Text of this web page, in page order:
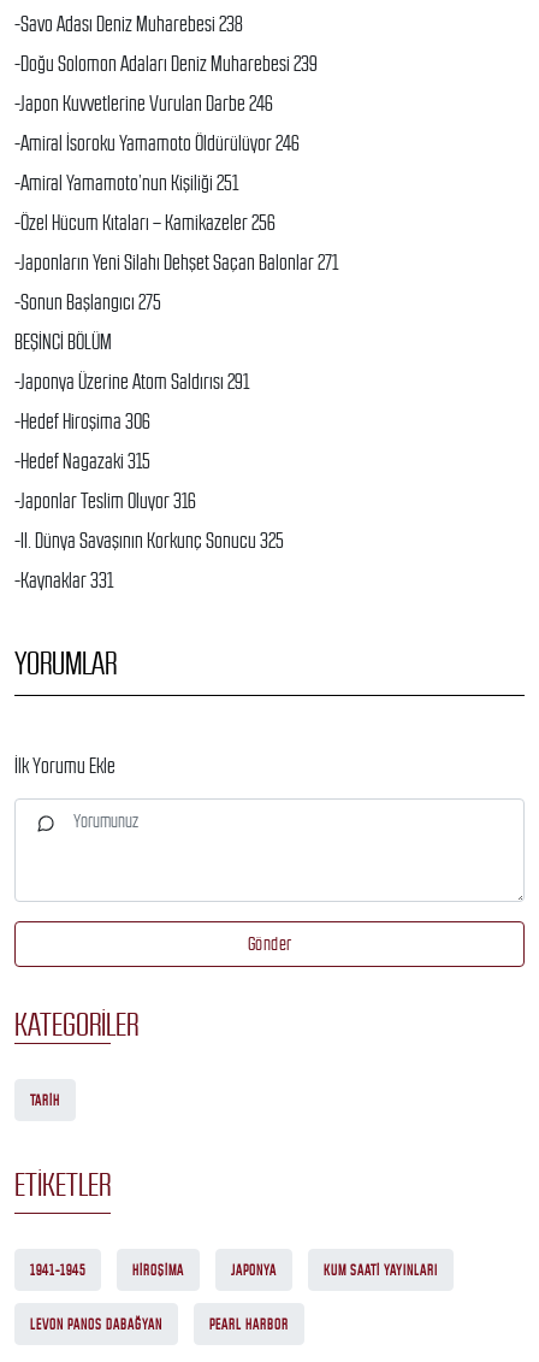
-Savo Adası Deniz Muharebesi 238
-Doğu Solomon Adaları Deniz Muharebesi 239
-Japon Kuvvetlerine Vurulan Darbe 246
-Amiral İsoroku Yamamoto Öldürülüyor 246
-Amiral Yamamoto’nun Kişiliği 251
-Özel Hücum Kıtaları – Kamikazeler 256
-Japonların Yeni Silahı Dehşet Saçan Balonlar 271
-Sonun Başlangıcı 275
BEŞİNCİ BÖLÜM
-Japonya Üzerine Atom Saldırısı 291
-Hedef Hiroşima 306
-Hedef Nagazaki 315
-Japonlar Teslim Oluyor 316
-II. Dünya Savaşının Korkunç Sonucu 325
-Kaynaklar 331
YORUMLAR
İlk Yorumu Ekle
Gönder
KATEGORILER
TARIH
ETIKETLER
1941-1945 HIROŞIMA JAPONYA KUM SAATI YAYINLARI
LEVON PANOS DABAĞYAN PEARL HARBOR